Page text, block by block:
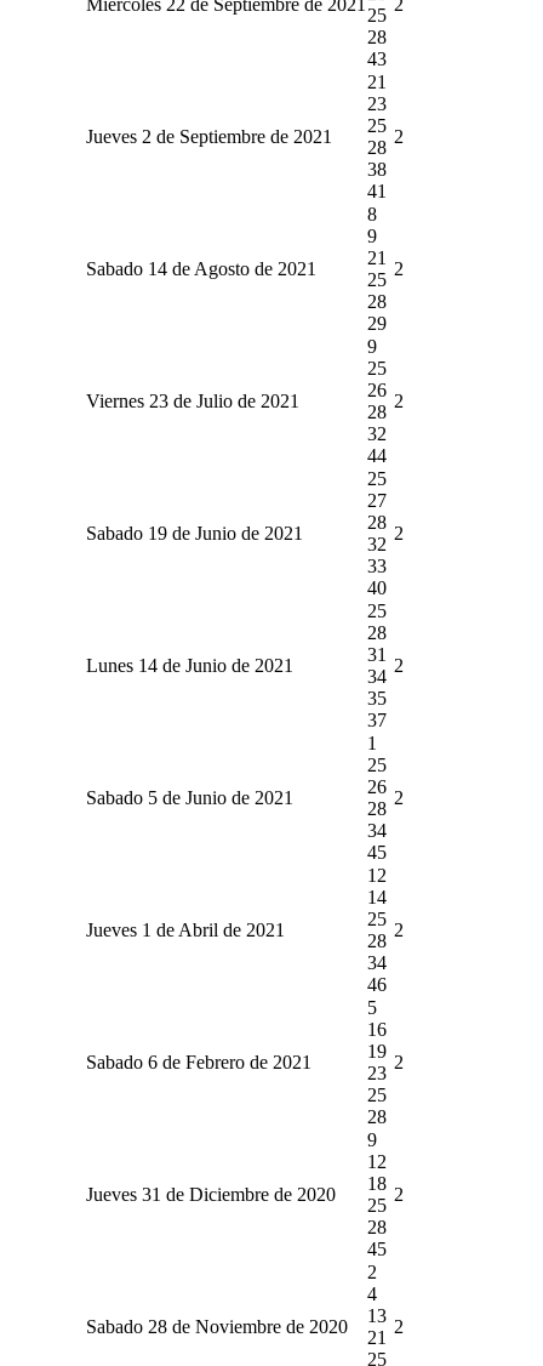
25
28
43
Jueves 2 de Septiembre de 2021
21
23
25
28
38
41
2
Sabado 14 de Agosto de 2021
8
9
21
25
28
29
2
Viernes 23 de Julio de 2021
9
25
26
28
32
44
2
Sabado 19 de Junio de 2021
25
27
28
32
33
40
2
Lunes 14 de Junio de 2021
25
28
31
34
35
37
2
Sabado 5 de Junio de 2021
1
25
26
28
34
45
2
Jueves 1 de Abril de 2021
12
14
25
28
34
46
2
Sabado 6 de Febrero de 2021
5
16
19
23
25
28
2
Jueves 31 de Diciembre de 2020
9
12
18
25
28
45
2
Sabado 28 de Noviembre de 2020
2
4
13
21
25
2